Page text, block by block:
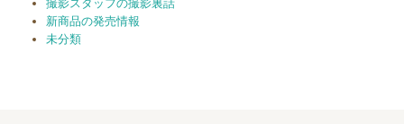
撮影スタッフの撮影裏話
新商品の発売情報
未分類